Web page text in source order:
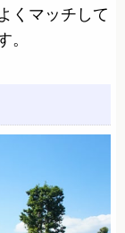
くマッチして
。